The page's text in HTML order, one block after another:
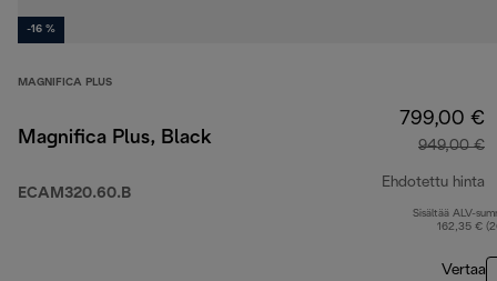
-16 %
MAGNIFICA PLUS
Magnifica Plus, Black
ECAM320.60.B
799,00 €
949,00 €
Ehdotettu hinta
Sisältää ALV-
162,35 €
Vertaa